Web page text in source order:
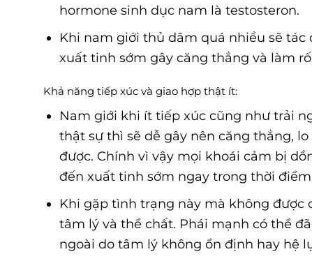
hormone sinh dục nam là testosteron.
Khi nam giới thủ dâm quá nhiều sẽ
xuất tinh sớm gây căng thẳng và làm
Khả năng tiếp xúc và giao hợp thật ít:
Nam giới khi ít tiếp xúc cũng như trải
thật sự thì sẽ dễ gây nên căng thẳng,
được. Chính vì vậy mọi khoái cảm bị
đến xuất tinh sớm ngay trong thời
Khi gặp tình trạng này mà không
tâm lý và thể chất. Phái mạnh có thể
ngoài do tâm lý không ổn định hay hệ